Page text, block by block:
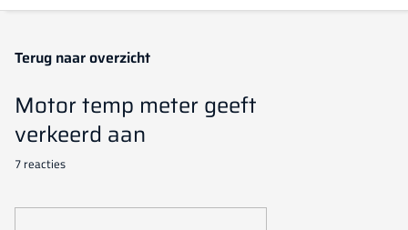
Terug naar overzicht
Motor temp meter geeft
verkeerd aan
7 reacties